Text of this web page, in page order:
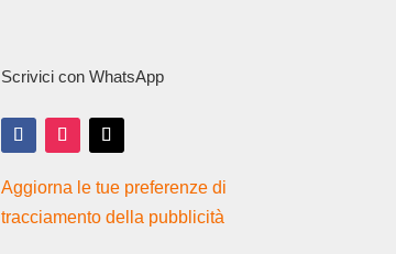
Scrivici con WhatsApp
Aggiorna le tue preferenze di
tracciamento della pubblicità